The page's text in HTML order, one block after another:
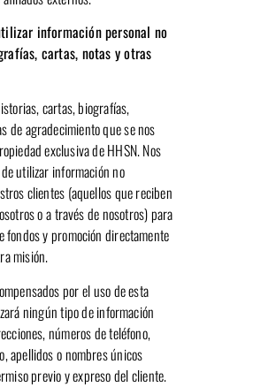
información personal no
cartas, notas y otras
cartas, biografías,
de agradecimiento que se nos
exclusiva de HHSN. Nos
utilizar información no
clientes (aquellos que reciben
o a través de nosotros) para
fondos y promoción directamente
misión.
por el uso de esta
ningún tipo de información
números de teléfono,
apellidos o nombres únicos
previo y expreso del cliente.